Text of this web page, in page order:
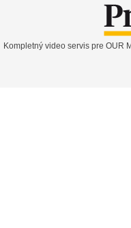
Kompletný video servis pre OUR